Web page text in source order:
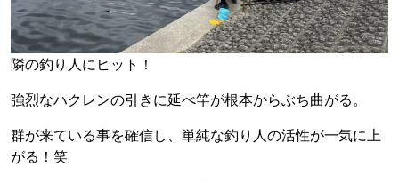
隣の釣り人にヒット！
強烈なハクレンの引きに延べ竿が根本からぶち曲がる。
群が来ている事を確信し、単純な釣り人の活性が一気に上
がる！笑